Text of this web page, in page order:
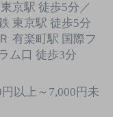
東京駅 徒歩5分／
東京駅 徒歩5分
有楽町駅 国際フ
ム口 徒歩3分
円以上～7,000円未